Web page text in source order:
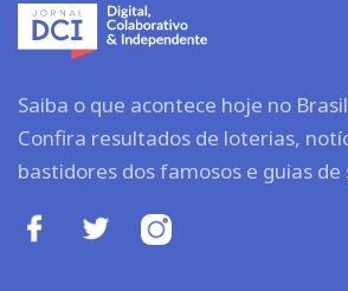
Saiba o que acontece hoje no
Confira resultados de loterias,
bastidores dos famosos e guias de